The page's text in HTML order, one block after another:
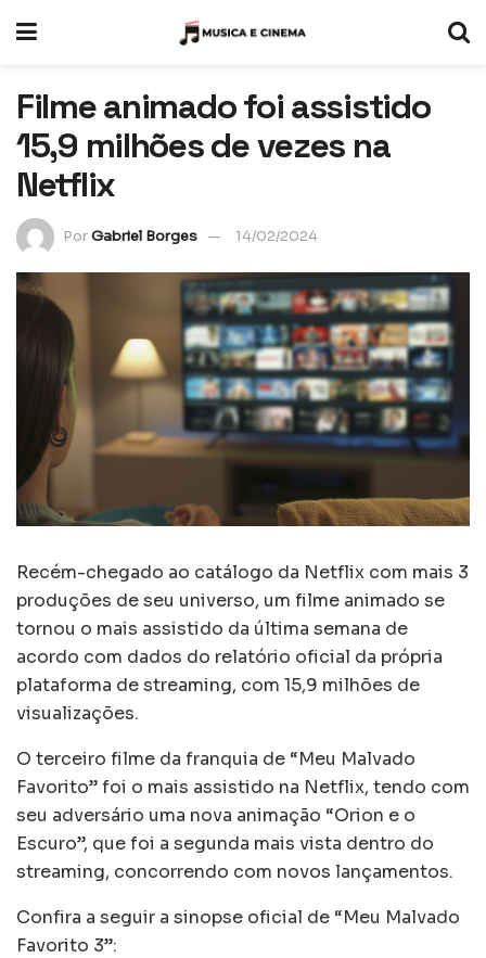
Filme animado foi assistido
15,9 milhões de vezes na
Netflix
PorGabriel Borges 14/02/2024
Recém-chegado ao catálogo da Netflix com mais 3
produções de seu universo, um filme animado se
tornou o mais assistido da última semana de
acordo com dados do relatório oficial da própria
plataforma de streaming, com 15,9 milhões de
visualizações.
O terceiro filme da franquia de “Meu Malvado
Favorito” foi o mais assistido na Netflix, tendo com
seu adversário uma nova animação “Orion e o
Escuro”, que foi a segunda mais vista dentro do
streaming, concorrendo com novos lançamentos.
Confira a seguir a sinopse oficial de “Meu Malvado
Favorito 3”: